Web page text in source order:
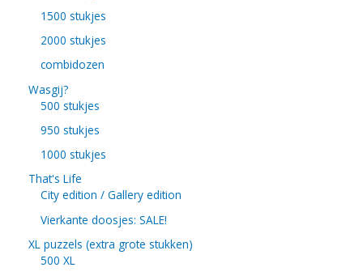
1500 stukjes
2000 stukjes
combidozen
Wasgij?
500 stukjes
950 stukjes
1000 stukjes
That's Life
City edition / Gallery edition
Vierkante doosjes: SALE!
XL puzzels (extra grote stukken)
500 XL